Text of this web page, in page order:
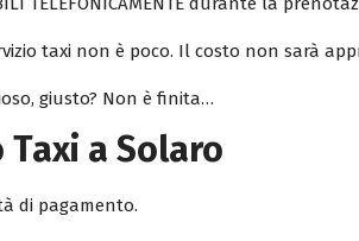
taxi non è poco. Il costo non sarà
giusto? Non è finita…
a Solaro
di pagamento.